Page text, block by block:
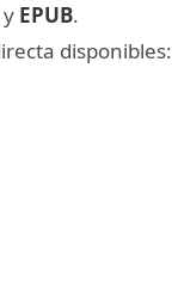
y EPUB.
disponibles: